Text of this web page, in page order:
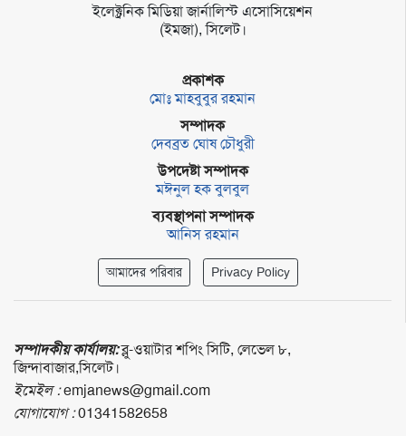
ইলেক্ট্র‌নিক মি‌ডিয়া জার্না‌লিস্ট এসো‌সি‌য়েশন
(ইমজা), সি‌লেট।
প্রকাশক
মোঃ মাহবুবুর রহমান
সম্পাদক
দেবব্রত ঘোষ চৌধুরী
উপদেষ্টা সম্পাদক
মঈনুল হক বুলবুল
ব্যবস্থাপনা সম্পাদক
আনিস রহমান
আমাদের পরিবার Privacy Policy
সম্পাদকীয় কার্যালয়:ব্লু-ওয়াটার শপিং সিটি, লেভেল ৮,
জিন্দাবাজার,সিলেট।
ইমেইল :emjanews@gmail.com
যোগাযোগ :01341582658